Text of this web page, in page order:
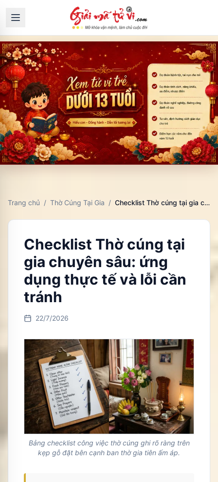
Trang chủ / Thờ Cúng Tại Gia / Checklist Thờ cúng tại gia chuyên sâu: ứng dụng thực tế và lỗi cần tránh
Checklist Thờ cúng tại
gia chuyên sâu: ứng
dụng thực tế và lỗi cần
tránh
22/7/2026
Bảng checklist công việc thờ cúng ghi rõ ràng trên
kẹp gỗ đặt bên cạnh ban thờ gia tiên ấm áp.